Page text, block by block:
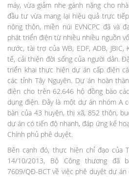
máy, vừa giảm nhẹ gánh nặng cho
đầu tư vừa mang lại hiệu quả trực
nông thôn, miền núi EVNCPC đã và
phát triển điện từ nhiều nhiều nguồn
nước, tài trợ của WB, EDF, ADB,
tế, cải thiện đời sống của người dân.
triển khai thực hiện dự án cấp điện
các tỉnh Tây Nguyên. Dự án hoàn
điện cho trên 62.646 hộ đồng bào
dụng điện. Đây là một dự án nhóm A
bàn của 43 huyện, thị xã, 852 thôn,
dự án có tiến độ nhanh, đáp ứng kế
Chính phủ phê duyệt.
Bên cạnh đó, thực hiện chỉ đạo của
14/10/2013, Bộ Công thương đã
7609/QĐ-BCT về việc phê duyệt dự